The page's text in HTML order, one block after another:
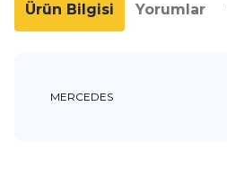
Ürün Bilgisi Yorumlar
MERCEDES